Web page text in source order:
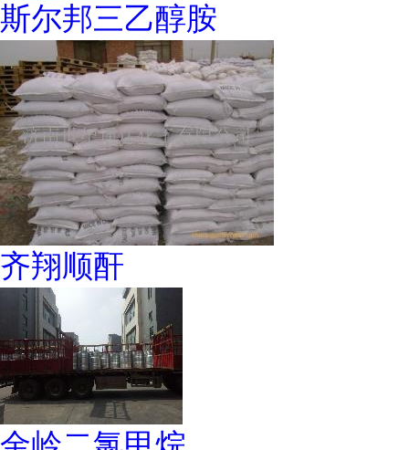
斯尔邦三乙醇胺
齐翔顺酐